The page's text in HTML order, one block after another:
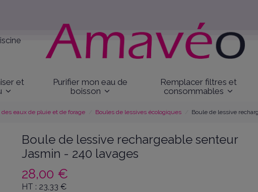
et
Purifier mon eau de
boisson
Remplacer filtres et
consommables
eaux de pluie et de forage Boules de lessives écologiques Boule de lessive
Boule de lessive rechargeable senteur
Jasmin - 240 lavages
28,00 €
HT : 23,33€